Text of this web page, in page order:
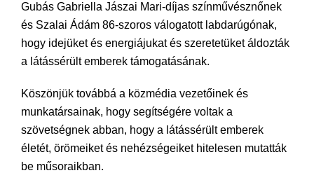
Gubás Gabriella Jászai Mari-díjas színművésznőnek
és Szalai Ádám 86-szoros válogatott labdarúgónak,
hogy idejüket és energiájukat és szeretetüket áldozták
a látássérült emberek támogatásának.
Köszönjük továbbá a közmédia vezetőinek és
munkatársainak, hogy segítségére voltak a
szövetségnek abban, hogy a látássérült emberek
életét, örömeiket és nehézségeiket hitelesen mutatták
be műsoraikban.